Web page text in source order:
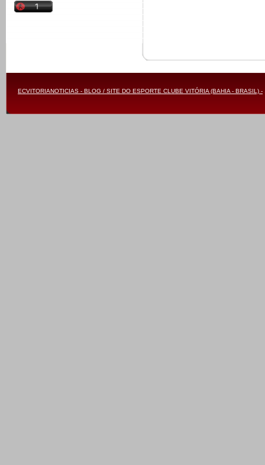
ECVITORIANOTICIAS - BLOG / SITE DO ESPORTE CLUBE VITÓRIA (BAHIA - BRASIL) -